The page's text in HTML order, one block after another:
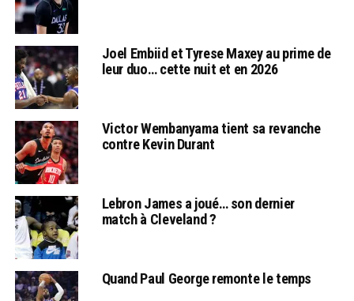
Joel Embiid et Tyrese Maxey au prime de
leur duo… cette nuit et en 2026
Victor Wembanyama tient sa revanche
contre Kevin Durant
Lebron James a joué… son dernier
match à Cleveland ?
Quand Paul George remonte le temps